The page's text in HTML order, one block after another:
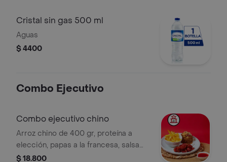
Cristal sin gas 500 ml
Aguas
$ 4400
Combo Ejecutivo
Combo ejecutivo chino
Arroz chino de 400 gr, proteína a
elección, papas a la francesa, salsa
agridulce.
$ 18.800